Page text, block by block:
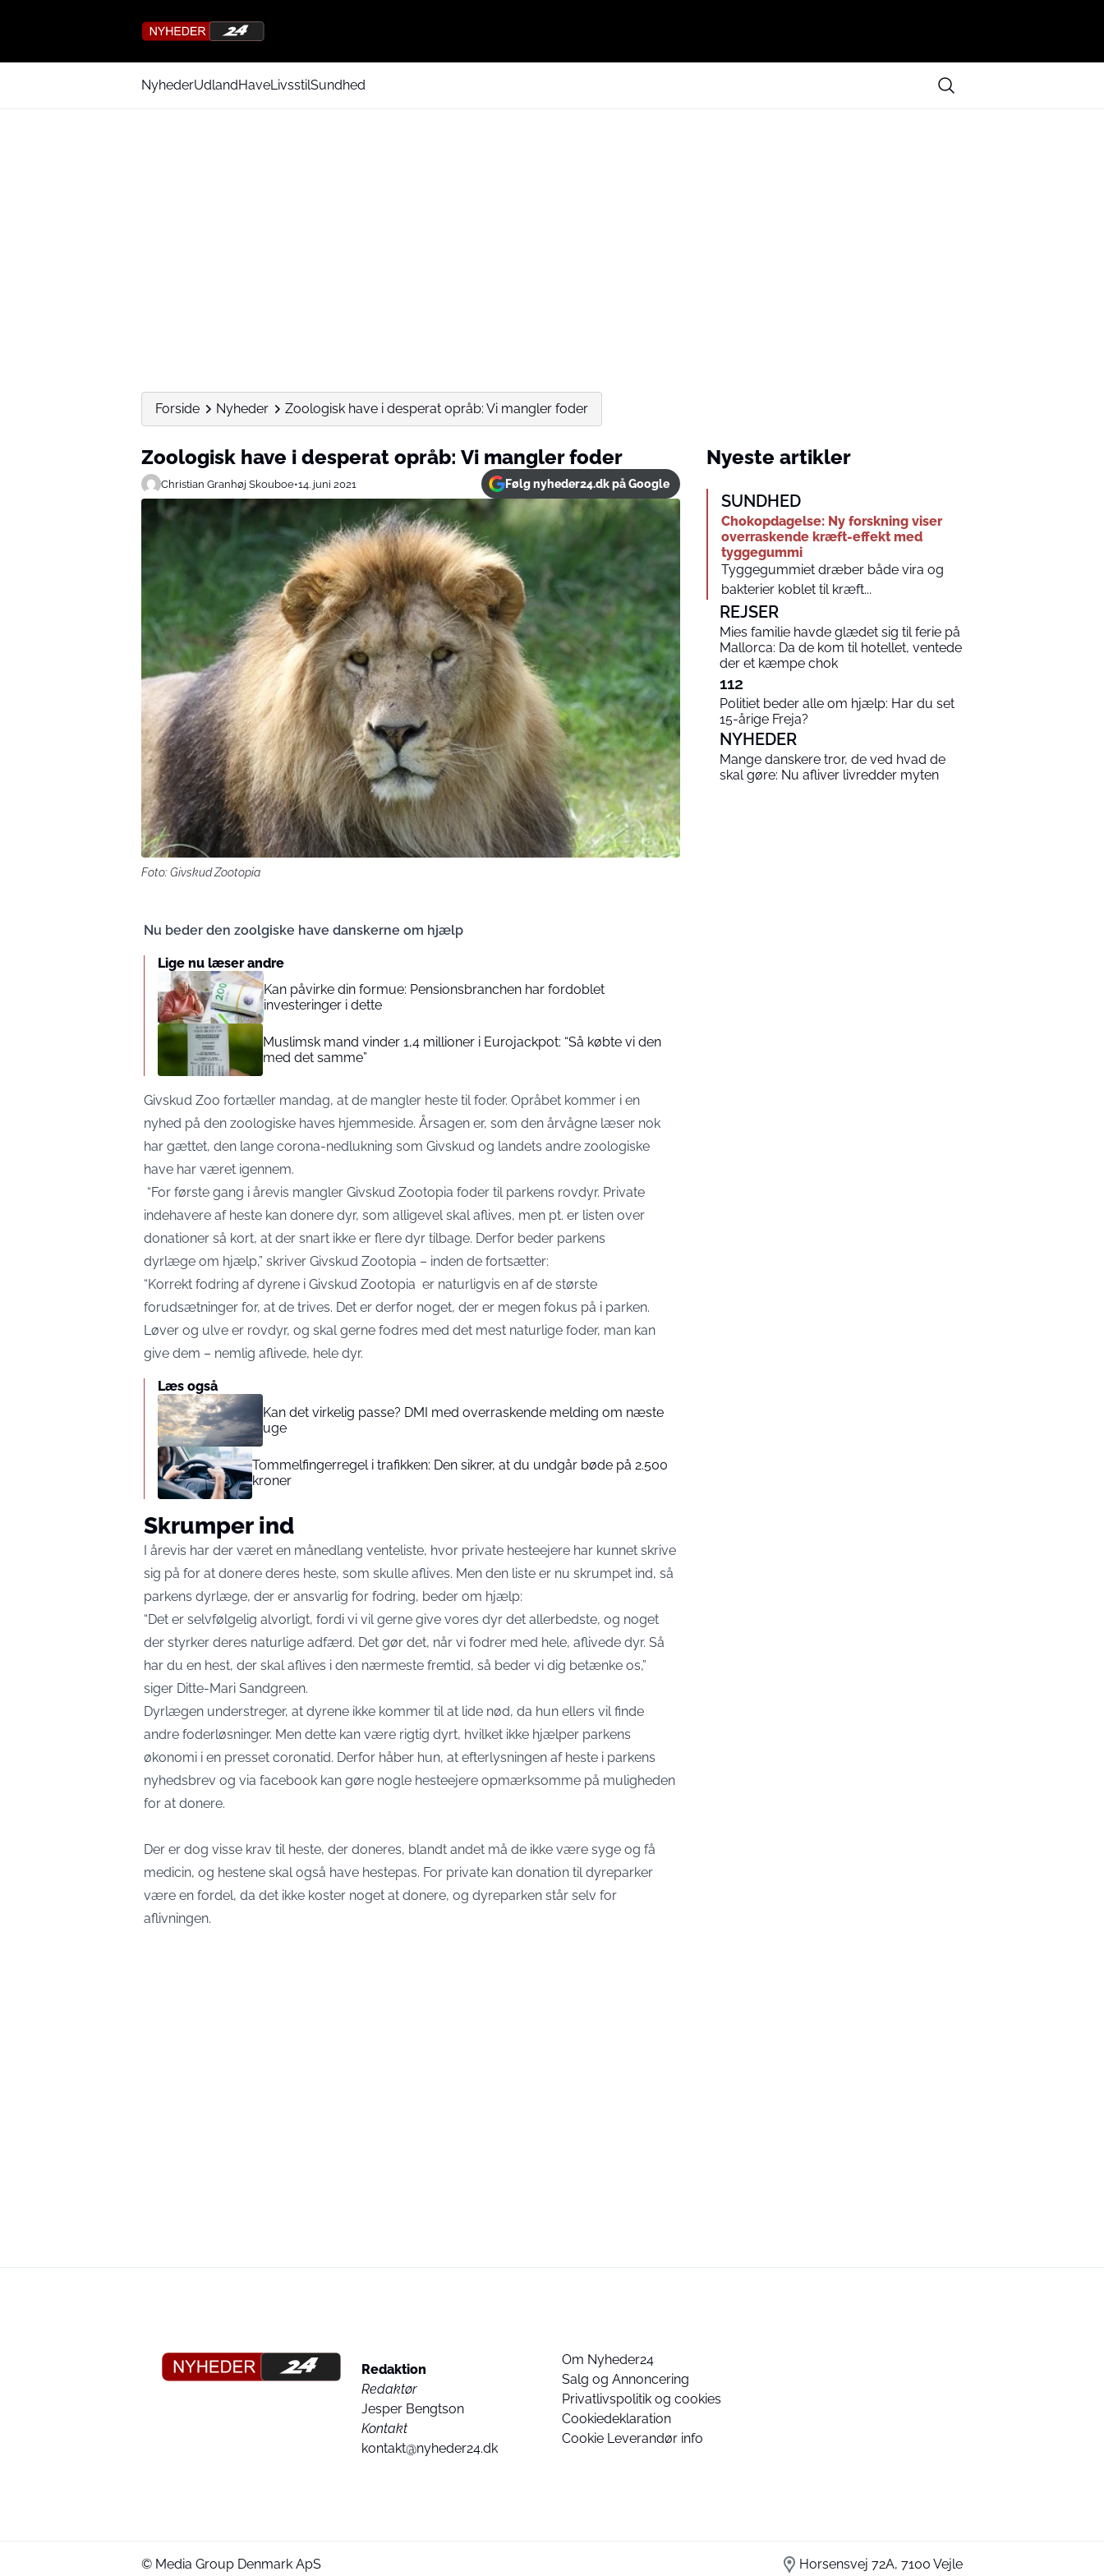
NyhederUdlandHaveLivsstilSundhed
Forside Nyheder Zoologisk have i desperat opråb: Vi mangler foder
Zoologisk have i desperat opråb: Vi mangler foder
Christian Granhøj Skouboe•14. juni 2021 Følg nyheder24.dk på Google
Foto: Givskud Zootopia
Nu beder den zoolgiske have danskerne om hjælp
Lige nu læser andre
Kan påvirke din formue: Pensionsbranchen har fordoblet
investeringer i dette
Muslimsk mand vinder 1,4 millioner i Eurojackpot: “Så købte vi den
med det samme”
Givskud Zoo fortæller mandag, at de mangler heste til foder. Opråbet kommer i en
nyhed på den zoologiske haves hjemmeside. Årsagen er, som den årvågne læser nok
har gættet, den lange corona-nedlukning som Givskud og landets andre zoologiske
have har været igennem.
“For første gang i årevis mangler Givskud Zootopia foder til parkens rovdyr. Private
indehavere af heste kan donere dyr, som alligevel skal aflives, men pt. er listen over
donationer så kort, at der snart ikke er flere dyr tilbage. Derfor beder parkens
dyrlæge om hjælp,” skriver Givskud Zootopia – inden de fortsætter:
“Korrekt fodring af dyrene i Givskud Zootopia er naturligvis en af de største
forudsætninger for, at de trives. Det er derfor noget, der er megen fokus på i parken.
Løver og ulve er rovdyr, og skal gerne fodres med det mest naturlige foder, man kan
give dem – nemlig aflivede, hele dyr.
Læs også
Kan det virkelig passe? DMI med overraskende melding om næste
uge
Tommelfingerregel i trafikken: Den sikrer, at du undgår bøde på 2.500
kroner
Skrumper ind
I årevis har der været en månedlang venteliste, hvor private hesteejere har kunnet skrive
sig på for at donere deres heste, som skulle aflives. Men den liste er nu skrumpet ind, så
parkens dyrlæge, der er ansvarlig for fodring, beder om hjælp:
“Det er selvfølgelig alvorligt, fordi vi vil gerne give vores dyr det allerbedste, og noget
der styrker deres naturlige adfærd. Det gør det, når vi fodrer med hele, aflivede dyr. Så
har du en hest, der skal aflives i den nærmeste fremtid, så beder vi dig betænke os,”
siger Ditte-Mari Sandgreen.
Dyrlægen understreger, at dyrene ikke kommer til at lide nød, da hun ellers vil finde
andre foderløsninger. Men dette kan være rigtig dyrt, hvilket ikke hjælper parkens
økonomi i en presset coronatid. Derfor håber hun, at efterlysningen af heste i parkens
nyhedsbrev og via facebook kan gøre nogle hesteejere opmærksomme på muligheden
for at donere.
Der er dog visse krav til heste, der doneres, blandt andet må de ikke være syge og få
medicin, og hestene skal også have hestepas. For private kan donation til dyreparker
være en fordel, da det ikke koster noget at donere, og dyreparken står selv for
aflivningen.
Nyeste artikler
SUNDHED
Chokopdagelse: Ny forskning viser
overraskende kræft-effekt med
tyggegummi
Tyggegummiet dræber både vira og
bakterier koblet til kræft...
REJSER
Mies familie havde glædet sig til ferie på
Mallorca: Da de kom til hotellet, ventede
der et kæmpe chok
112
Politiet beder alle om hjælp: Har du set
15-årige Freja?
NYHEDER
Mange danskere tror, de ved hvad de
skal gøre: Nu afliver livredder myten
Redaktion
Redaktør
Jesper Bengtson
Kontakt
kontakt@nyheder24.dk
Om Nyheder24
Salg og Annoncering
Privatlivspolitik og cookies
Cookiedeklaration
Cookie Leverandør info
© Media Group Denmark ApS Horsensvej 72A, 7100 Vejle